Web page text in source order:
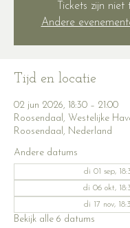
Tickets zijn
Andere
Tijd en locatie
02 jun 2026, 18:30 – 21:00
Roosendaal, Westelijke
Roosendaal, Nederland
Andere datums
di 01 sep,
di 06 okt,
di 17 nov,
Bekijk alle 6 datums